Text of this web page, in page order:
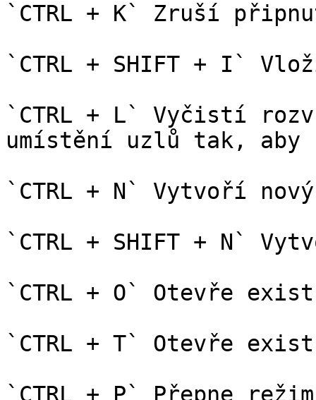
`CTRL + K` Zruší
`CTRL + SHIFT + I`
`CTRL + L` Vyčistí
umístění uzlů tak,
`CTRL + N` Vytvoří
`CTRL + SHIFT + N`
`CTRL + O` Otevře
`CTRL + T` Otevře
`CTRL + P` Přepne